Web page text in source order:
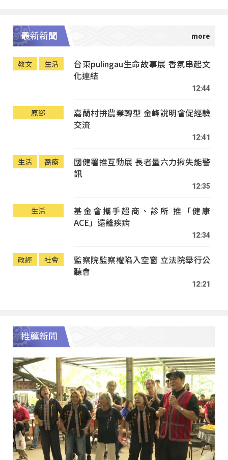
最新新聞
教文 生活
台東pulingau生命故事展 香氛串起文
化連結
12:44
原鄉
嘉蘭村拚農業轉型 金峰說明會促經驗
交流
12:41
生活 醫療
國健署推互動展 長者量六力揪失能警
訊
12:35
生活
基金會攜手超商、診所 推「健康
ACE」遠離疾病
12:34
政經 社會
監察院監察權陷入空窗 立法院舉行公
聽會
12:21
推薦新聞